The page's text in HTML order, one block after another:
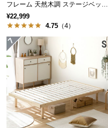
お
知
ら
ロ
グ
フレーム 天然木調 ステージベッド
2口コンセントタイプ
¥22,999
4.75 （4）